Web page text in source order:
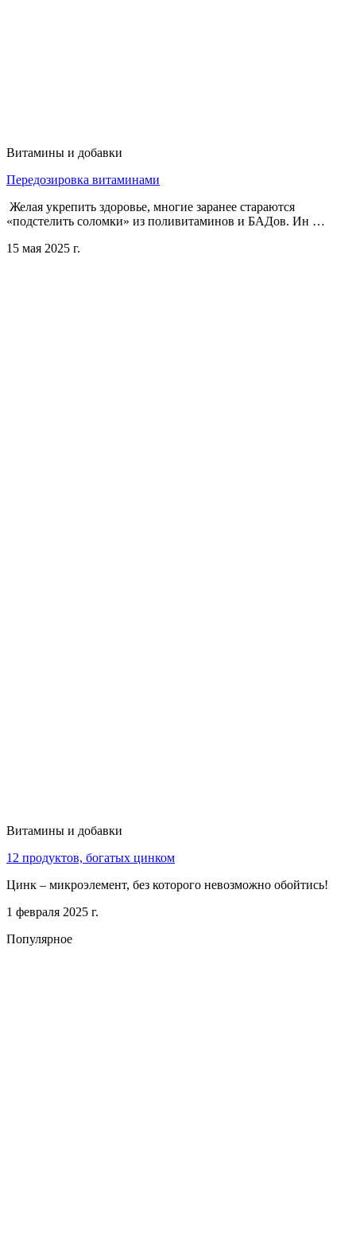
Витамины и добавки
Передозировка витаминами
Желая укрепить здоровье, многие заранее стараются
«подстелить соломки» из поливитаминов и БАДов. Ин …
15 мая 2025 г.
Витамины и добавки
12 продуктов, богатых цинком
Цинк – микроэлемент, без которого невозможно обойтись!
1 февраля 2025 г.
Популярное